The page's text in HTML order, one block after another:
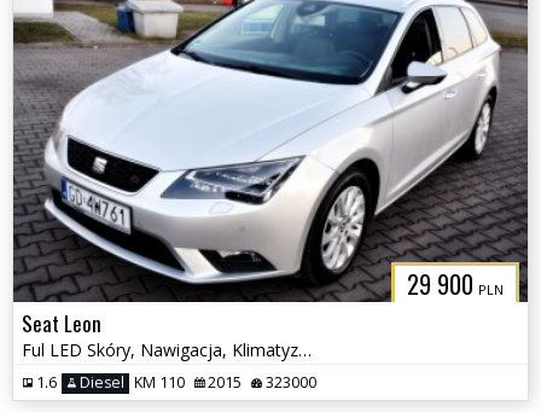
29 900 PLN
Seat Leon
Ful LED Skóry, Nawigacja, Klimatyzacja
1.6 Diesel KM 110 2015 323000